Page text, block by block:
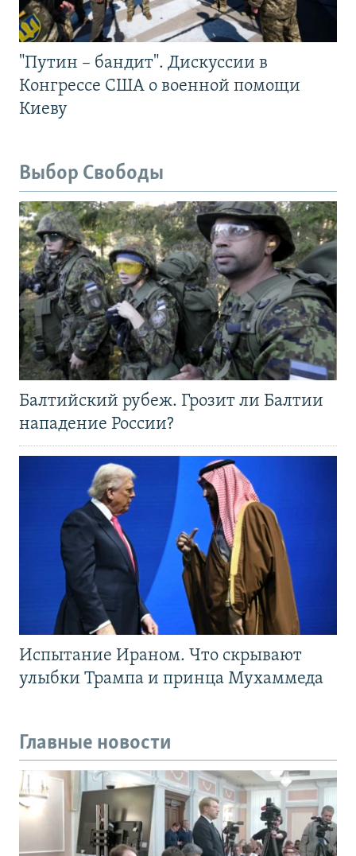
"Путин – бандит". Дискуссии в
Конгрессе США о военной помощи
Киеву
Выбор Свободы
Балтийский рубеж. Грозит ли Балтии
нападение России?
Испытание Ираном. Что скрывают
улыбки Трампа и принца Мухаммеда
Главные новости